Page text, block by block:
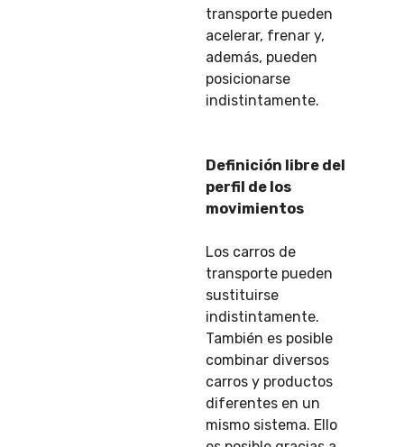
transporte pueden
acelerar, frenar y,
además, pueden
posicionarse
indistintamente.
Definición libre del
perfil de los
movimientos
Los carros de
transporte pueden
sustituirse
indistintamente.
También es posible
combinar diversos
carros y productos
diferentes en un
mismo sistema. Ello